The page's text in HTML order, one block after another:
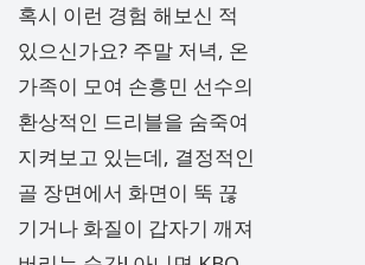
혹시 이런 경험 해보신 적
있으신가요? 주말 저녁, 온
가족이 모여 손흥민 선수의
환상적인 드리블을 숨죽여
지켜보고 있는데, 결정적인
골 장면에서 화면이 뚝 끊
기거나 화질이 갑자기 깨져